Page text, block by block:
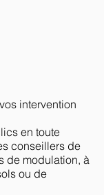
en toute
conseillers de
de modulation, à
ou de